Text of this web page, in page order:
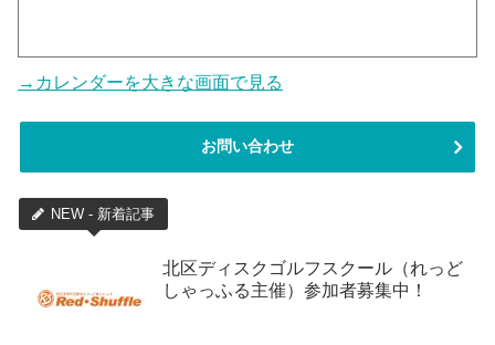
→カレンダーを大きな画面で見る
お問い合わせ
NEW - 新着記事
北区ディスクゴルフスクール（れっど
しゃっふる主催）参加者募集中！